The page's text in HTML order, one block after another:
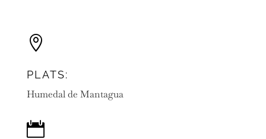

PLATS:
Humedal de Mantagua
